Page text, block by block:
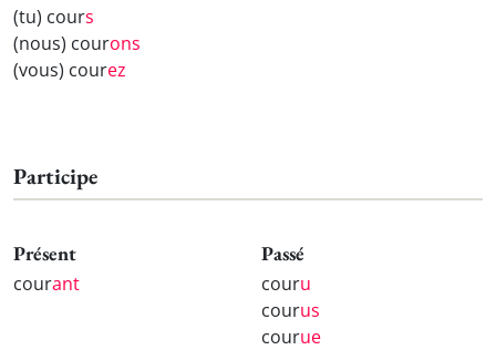
(tu) cours
(nous) courons
(vous) courez
Participe
Présent
courant
Passé
couru
courus
courue